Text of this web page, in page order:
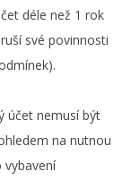
déle než 1 rok
své povinnosti
účet nemusí být
na nutnou